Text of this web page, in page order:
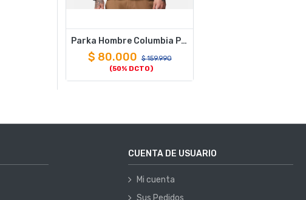
Parka Hombre Columbia Powder Pass Hooded Negro
$ 80.000 $159.990
(50% DCTO)
CUENTA DE USUARIO
Mi cuenta
Sus Pedidos